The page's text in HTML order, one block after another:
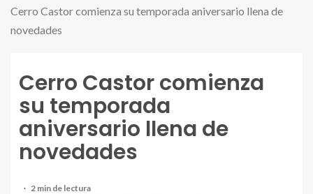
Cerro Castor comienza su temporada aniversario llena de
novedades
Cerro Castor comienza
su temporada
aniversario llena de
novedades
2 min de lectura